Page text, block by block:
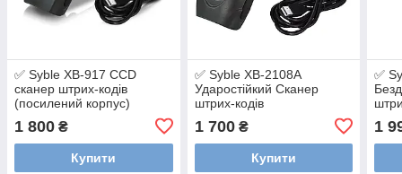
✅ Syble XB-917 CCD
сканер штрих-кодів
(посилений корпус)
1 800 ₴
Купити
✅ Syble XB-2108A
Ударостійкий Сканер
штрих-кодів
1 700₴
Купити
✅
1